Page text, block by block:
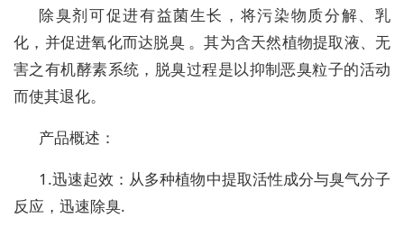
除臭剂可促进有益菌生长，将污染物质分解、乳
化，并促进氧化而达脱臭 。其为含天然植物提取液、无
害之有机酵素系统，脱臭过程是以抑制恶臭粒子的活动
而使其退化。
产品概述：
1.迅速起效：从多种植物中提取活性成分与臭气分子
反应，迅速除臭.